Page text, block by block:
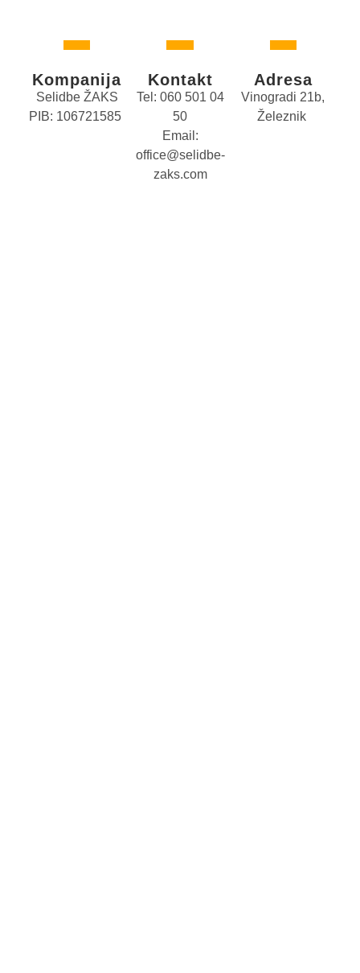
Kompanija
Selidbe ŽAKS
PIB: 106721585
Kontakt
Tel: 060 501 04
50
Email:
office@selidbe-
zaks.com
Adresa
Vinogradi 21b,
Železnik